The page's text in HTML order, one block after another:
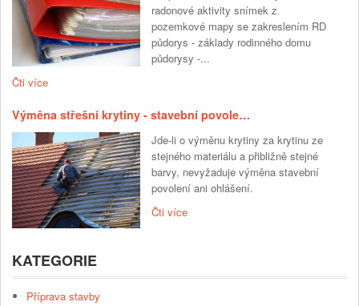
radonové aktivity snímek z
pozemkové mapy se zakreslením RD
půdorys - základy rodinného domu
půdorysy -...
Čti více
Výměna střešní krytiny - stavební povole…
Jde-li o výměnu krytiny za krytinu ze
stejného materiálu a přibližně stejné
barvy, nevyžaduje výměna stavební
povolení ani ohlášení.
Čti více
KATEGORIE
Příprava stavby